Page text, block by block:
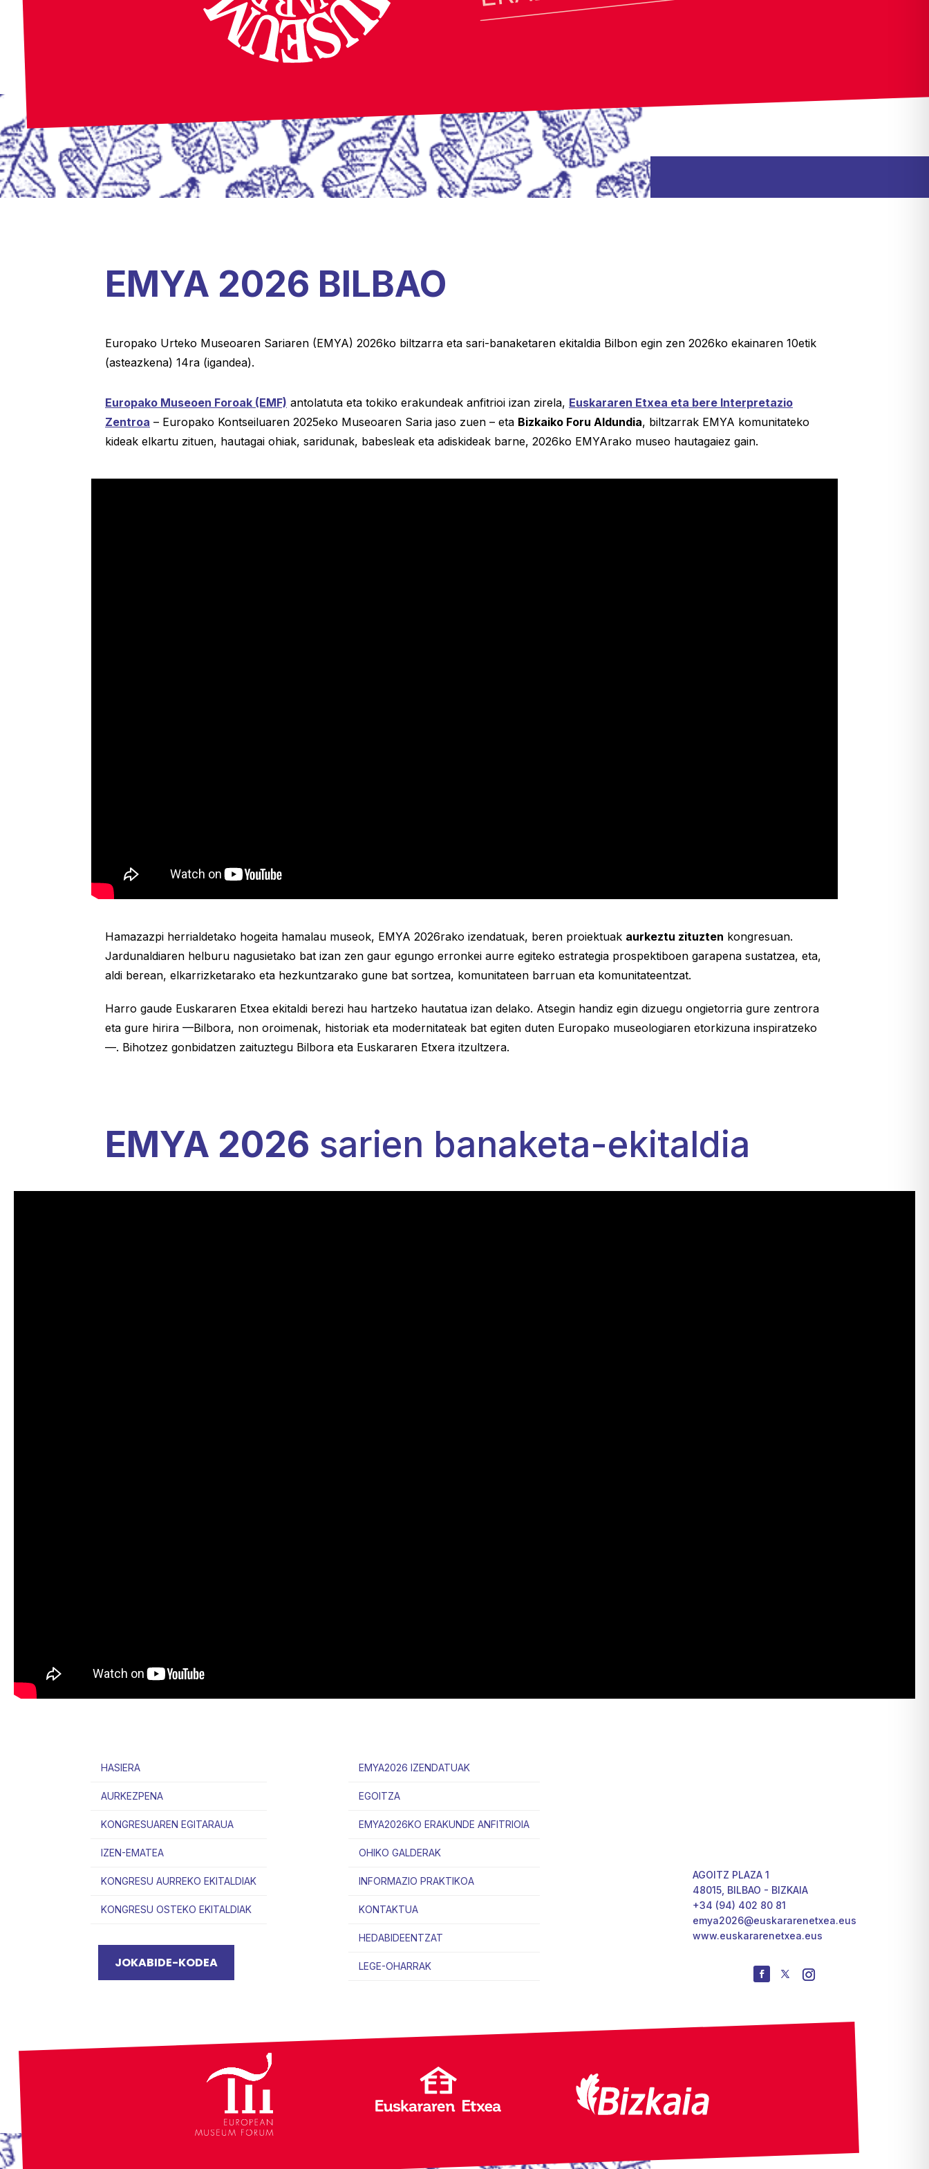
EMYA 2026 BILBAO
Europako Urteko Museoaren Sariaren (EMYA) 2026ko biltzarra eta sari-banaketaren ekitaldia Bilbon egin zen 2026ko ekainaren 10etik
(asteazkena) 14ra (igandea).
Europako Museoen Foroak (EMF) antolatuta eta tokiko erakundeak anfitrioi izan zirela, Euskararen Etxea eta bere Interpretazio
Zentroa – Europako Kontseiluaren 2025eko Museoaren Saria jaso zuen – eta Bizkaiko Foru Aldundia, biltzarrak EMYA komunitateko
kideak elkartu zituen, hautagai ohiak, saridunak, babesleak eta adiskideak barne, 2026ko EMYArako museo hautagaiez gain.
Hamazazpi herrialdetako hogeita hamalau museok, EMYA 2026rako izendatuak, beren proiektuak aurkeztu zituzten kongresuan.
Jardunaldiaren helburu nagusietako bat izan zen gaur egungo erronkei aurre egiteko estrategia prospektiboen garapena sustatzea, eta,
aldi berean, elkarrizketarako eta hezkuntzarako gune bat sortzea, komunitateen barruan eta komunitateentzat.
Harro gaude Euskararen Etxea ekitaldi berezi hau hartzeko hautatua izan delako. Atsegin handiz egin dizuegu ongietorria gure zentrora
eta gure hirira —Bilbora, non oroimenak, historiak eta modernitateak bat egiten duten Europako museologiaren etorkizuna inspiratzeko
—. Bihotzez gonbidatzen zaituztegu Bilbora eta Euskararen Etxera itzultzera.
EMYA 2026 sarien banaketa-ekitaldia
HASIERA
AURKEZPENA
KONGRESUAREN EGITARAUA
IZEN-EMATEA
KONGRESU AURREKO EKITALDIAK
KONGRESU OSTEKO EKITALDIAK
JOKABIDE-KODEA
EMYA2026 IZENDATUAK
EGOITZA
EMYA2026KO ERAKUNDE ANFITRIOIA
OHIKO GALDERAK
INFORMAZIO PRAKTIKOA
KONTAKTUA
HEDABIDEENTZAT
LEGE-OHARRAK
AGOITZ PLAZA 1
48015, BILBAO - BIZKAIA
+34 (94) 402 80 81
emya2026@euskararenetxea.eus
www.euskararenetxea.eus